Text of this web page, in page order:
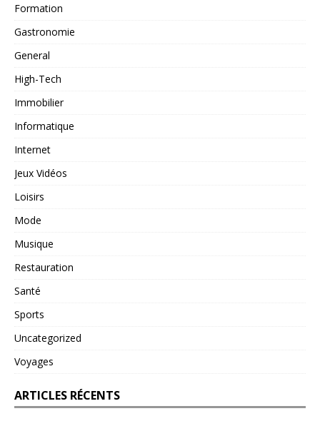
Formation
Gastronomie
General
High-Tech
Immobilier
Informatique
Internet
Jeux Vidéos
Loisirs
Mode
Musique
Restauration
Santé
Sports
Uncategorized
Voyages
ARTICLES RÉCENTS